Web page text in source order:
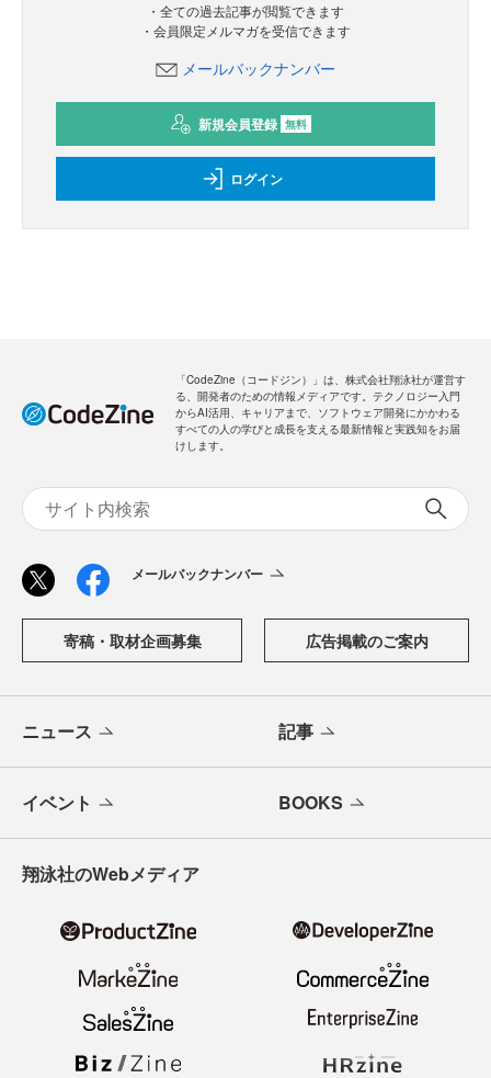
・全ての過去記事が閲覧できます
・会員限定メルマガを受信できます
メールバックナンバー
新規会員登録 無料
ログイン
「CodeZine（コードジン）」は、株式会社翔泳社が運営す
る、開発者のための情報メディアです。テクノロジー入門
からAI活用、キャリアまで、ソフトウェア開発にかかわる
すべての人の学びと成長を支える最新情報と実践知をお届
けします。
メールバックナンバー
寄稿・取材企画募集 広告掲載のご案内
ニュース 記事
イベント BOOKS
翔泳社のWebメディア